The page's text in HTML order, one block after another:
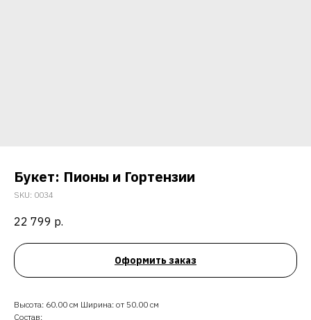
Букет: Пионы и Гортензии
SKU: 0034
22 799 р.
Оформить заказ
Высота: 60.00 см Ширина: от 50.00 см
Состав: